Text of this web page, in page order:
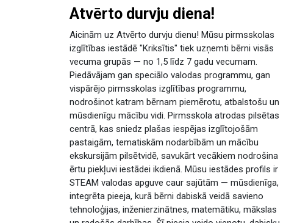
Atvērto durvju diena!
Aicinām uz Atvērto durvju dienu! Mūsu pirmsskolas
izglītības iestādē "Kriksītis" tiek uzņemti bērni visās
vecuma grupās — no 1,5 līdz 7 gadu vecumam.
Piedāvājam gan speciālo valodas programmu, gan
vispārējo pirmsskolas izglītības programmu,
nodrošinot katram bērnam piemērotu, atbalstošu un
mūsdienīgu mācību vidi. Pirmsskola atrodas pilsētas
centrā, kas sniedz plašas iespējas izglītojošām
pastaigām, tematiskām nodarbībām un mācību
ekskursijām pilsētvidē, savukārt vecākiem nodrošina
ērtu piekļuvi iestādei ikdienā. Mūsu iestādes profils ir
STEAM valodas apguve caur sajūtām — mūsdienīga,
integrēta pieeja, kurā bērni dabiskā veidā savieno
tehnoloģijas, inženierzinātnes, matemātiku, mākslas